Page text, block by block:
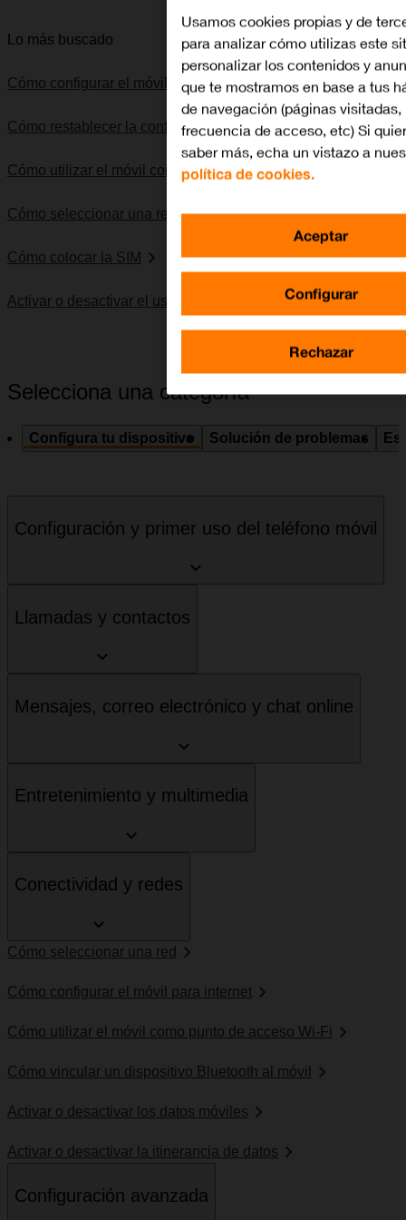
Lo más buscado
Cómo configurar el móvil para internet
Cómo restablecer la configuración predeterminada
Cómo utilizar el móvil como punto de acceso Wi-Fi
Cómo seleccionar una red
Cómo colocar la SIM
Activar o desactivar el uso del código PIN
Selecciona una categoría
Configura tu dispositivo Solución de problemas
Configuración y primer uso del teléfono móvil
Llamadas y contactos
Mensajes, correo electrónico y chat online
Entretenimiento y multimedia
Conectividad y redes
Cómo seleccionar una red
Cómo configurar el móvil para internet
Cómo utilizar el móvil como punto de acceso Wi-Fi
Cómo vincular un dispositivo Bluetooth al móvil
Activar o desactivar los datos móviles
Activar o desactivar la itinerancia de datos
Configuración avanzada
Usamos cookies propias y de
para analizar cómo utilizas este
personalizar los contenidos y
que te mostramos en base a tus
de navegación (páginas visitadas,
frecuencia de acceso, etc) Si
saber más, echa un vistazo a
política de cookies.
Configurar
Rechazar
Aceptar